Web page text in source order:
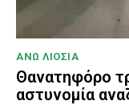
ΑΝΩ ΛΙΟΣΙΑ
Θανατηφόρο
αστυνομία